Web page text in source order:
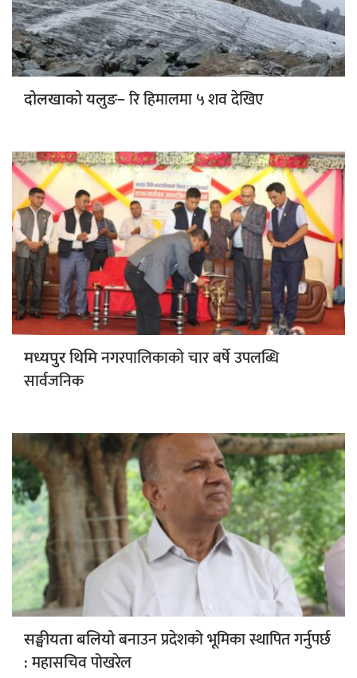
दोलखाको यलुङ–रि हिमालमा ५ शव देखिए
मध्यपुर थिमिनगरपालिकाको चार बर्षे उपलब्धि
सार्वजनिक
सङ्घीयता बलियोबनाउन प्रदेशको भूमिका स्थापित गर्नुपर्छ
: महासचिव पोखरेल